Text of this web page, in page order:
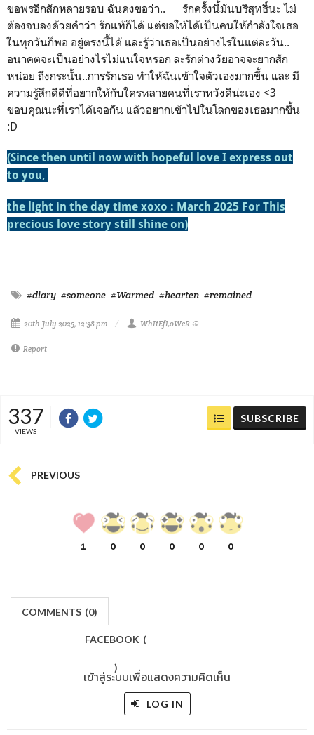
ขอพรอีกสักหลายรอบ ฉันคงขอว่า.. รักครั้งนี้มันบริสุทธิ์นะ ไม่
ต้องจบลงด้วยคำว่า รักแท้ก็ได้ แต่ขอให้ได้เป็นคนให้กำลังใจเธอ
ในทุกวันก็พอ อยู่ตรงนี้ได้ และรู้ว่าเธอเป็นอย่างไรในแต่ละวัน..
อนาคตจะเป็นอย่างไรไม่แน่ใจหรอก ละรักต่างวัยอาจจะยากสัก
หน่อย ถึงกระนั้น..การรักเธอ ทำให้ฉันเข้าใจตัวเองมากขึ้น และ มี
ความรู้สึกดีดีที่อยากให้กับใครหลายคนที่เราหวังดีน่ะเอง <3
ขอบคุณนะที่เราได้เจอกัน แล้วอยากเข้าไปในโลกของเธอมากขึ้น
:D
(Since then until now with hopeful love I express out
to you,
the light in the day time xoxo : March 2025 For This
precious love story still shine on)
#diary #someone #Warmed #hearten #remained
20th July 2025, 12:38 pm WhItEfLoWeR ☮
Report
337
VIEWS
SUBSCRIBE
PREVIOUS
1 0 0 0 0 0
COMMENTS (0)
FACEBOOK (
)
เข้าสู่ระบบเพื่อแสดงความคิดเห็น
LOG IN